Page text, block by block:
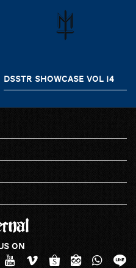
DSSTR SHOWCASE VOL 14
ON